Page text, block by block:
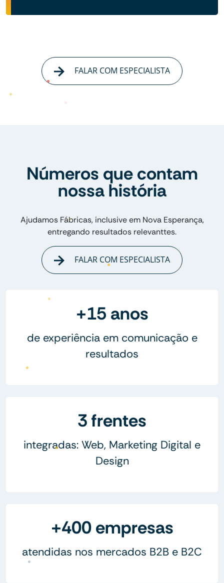
FALAR COM ESPECIALISTA
Números que contam
nossa história
Ajudamos Fábricas, inclusive em Nova Esperança,
entregando resultados relevanttes.
FALAR COM ESPECIALISTA
+15 anos
de experiência em comunicação e
resultados
3 frentes
integradas: Web, Marketing Digital e
Design
+400 empresas
atendidas nos mercados B2B e B2C